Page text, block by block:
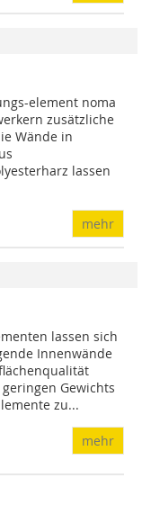
element noma
zusätzliche
Wände in
lassen
mehr
lassen sich
Innenwände
Gewichts
zu...
mehr